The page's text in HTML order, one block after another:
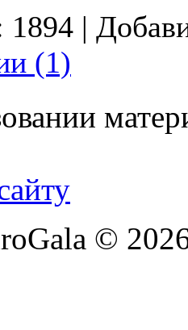
1894 |
(1)
©